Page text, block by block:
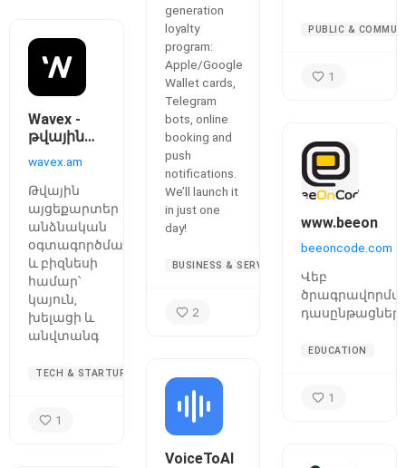
Wavex -
թվային
wavex.am
Թվային
այցեքարտեր
անձնական
օգտագործման
և բիզնեսի
համար՝
կայուն,
խելացի և
անվտանգ
TECH & STARTUPS
1
generation
loyalty
program:
Apple/Google
Wallet cards,
Telegram
bots, online
booking and
push
notifications.
We’ll launch it
in just one
day!
BUSINESS & SERVICES
2
VoiceToAI
PUBLIC &
1
beeoncode.com
Վեբ
դասընթացներ
EDUCATION
1